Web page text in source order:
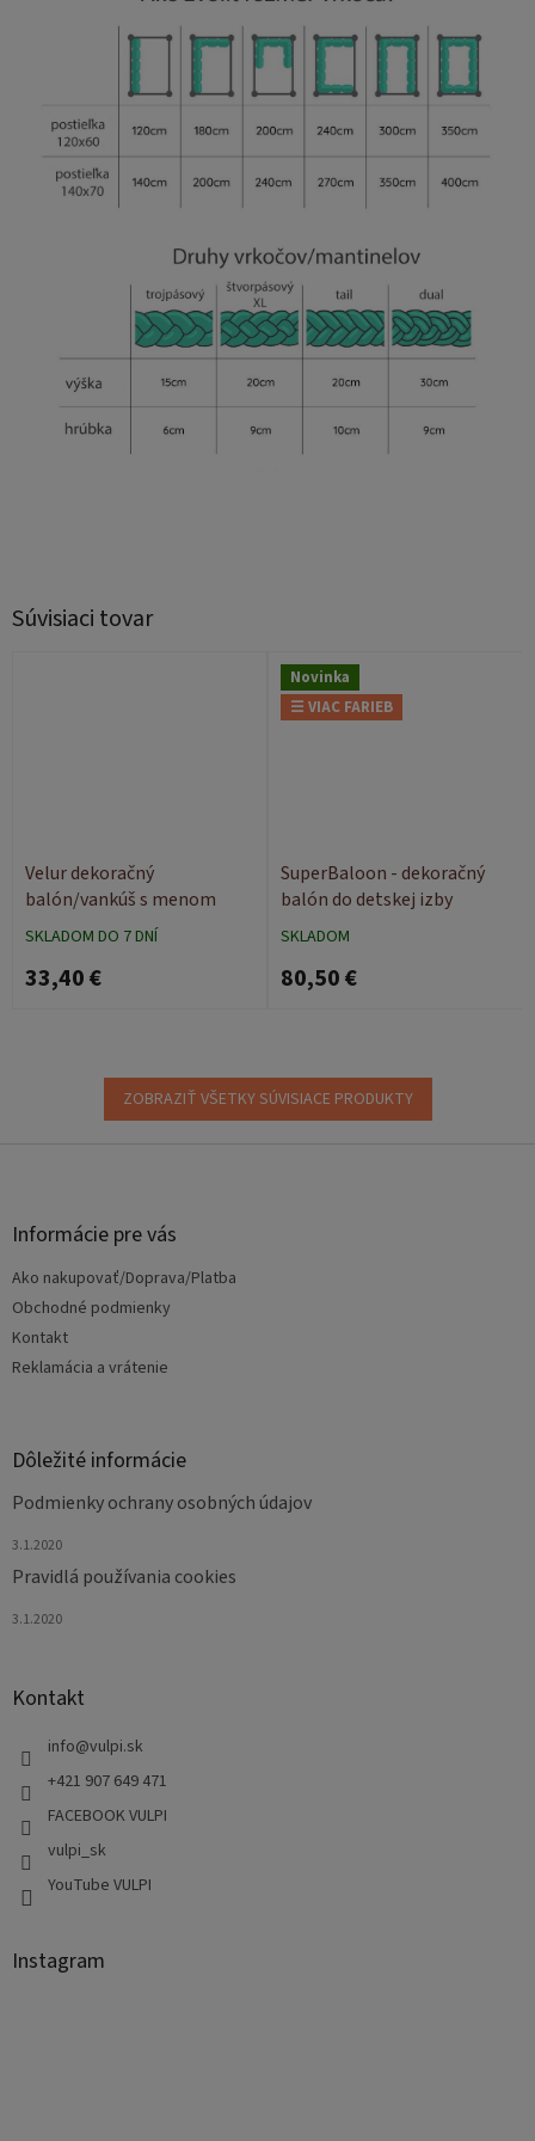
Súvisiaci tovar
Velur dekoračný
balón/vankúš s menom
SKLADOM DO 7 DNÍ
33,40 €
Novinka
☰ VIAC FARIEB
SuperBaloon - dekoračný
balón do detskej izby
SKLADOM
80,50 €
ZOBRAZIŤ VŠETKY SÚVISIACE PRODUKTY
Informácie pre vás
Ako nakupovať/Doprava/Platba
Obchodné podmienky
Kontakt
Reklamácia a vrátenie
Dôležité informácie
Podmienky ochrany osobných údajov
3.1.2020
Pravidlá používania cookies
3.1.2020
Kontakt
info@vulpi.sk
+421 907 649 471
FACEBOOK VULPI
vulpi_sk
YouTube VULPI
Instagram